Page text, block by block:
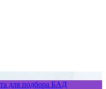
для подбора БАД